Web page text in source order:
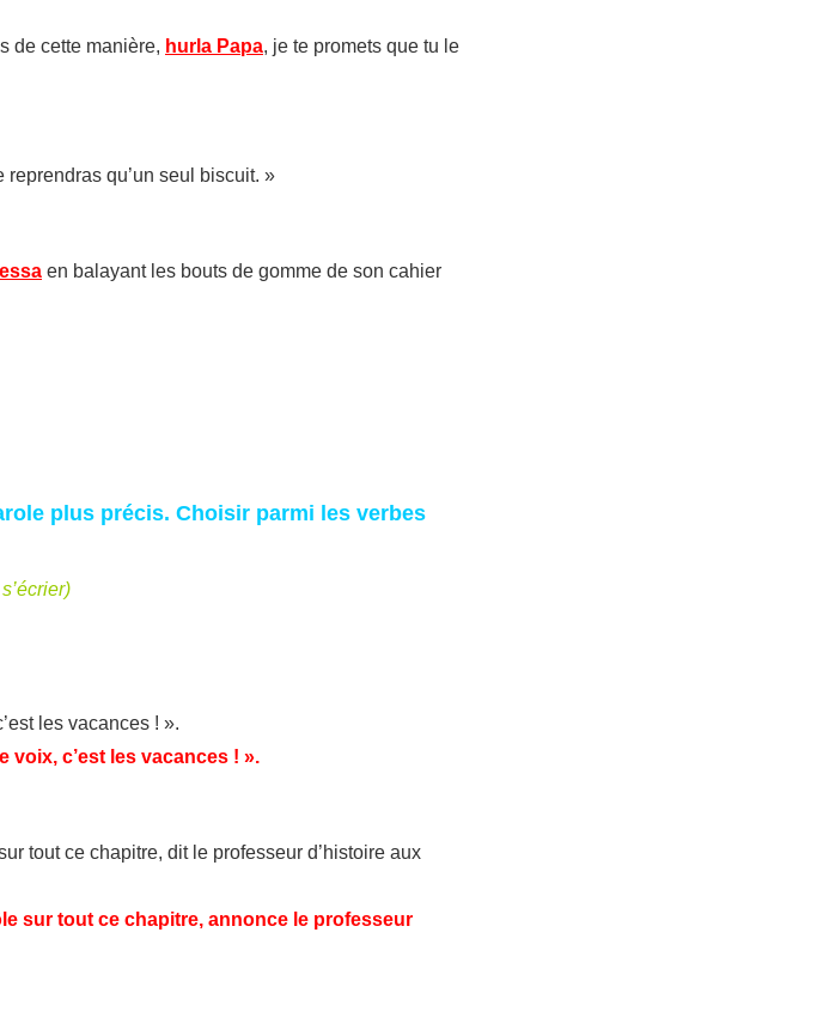
de cette manière, hurla Papa, je te promets que tu le
reprendras qu’un seul biscuit. »
en balayant les bouts de gomme de son cahier
plus précis. Choisir parmi les verbes
les vacances ! ».
voix, c’est les vacances ! ».
tout ce chapitre, dit le professeur d’histoire aux
sur tout ce chapitre, annonce le professeur